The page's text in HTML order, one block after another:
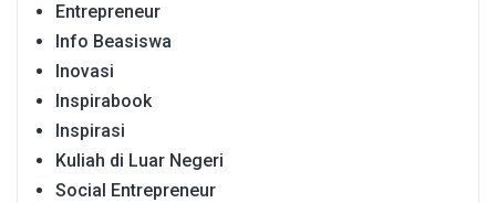
Entrepreneur
Info Beasiswa
Inovasi
Inspirabook
Inspirasi
Kuliah di Luar Negeri
Social Entrepreneur